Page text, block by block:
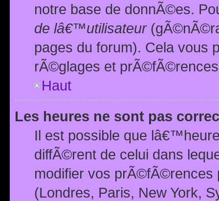
notre base de donnÃ©es.
de lâ€™utilisateur
pages du forum). Cela vous
rÃ©glages et
Haut
Les heures ne sont pas
Il est possible que
diffÃ©rent de celui dans
modifier vos prÃ©fÃ©rences
(Londres, Paris, New York,